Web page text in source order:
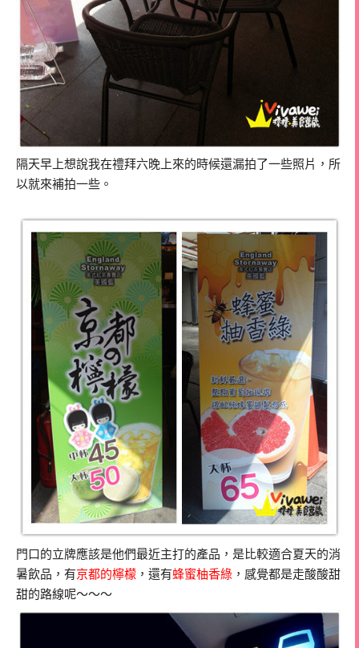
隔天早上想說我在禮拜六晚上來的時候還漏拍了一些照片，所
以就來補拍一些。
門口的立牌應該是他們最近主打的產品，是比較適合夏天的消
暑飲品，有京都的檸檬 ，還有蜂蜜柚香綠 ，感覺都是走酸酸甜
甜的路線呢～～～